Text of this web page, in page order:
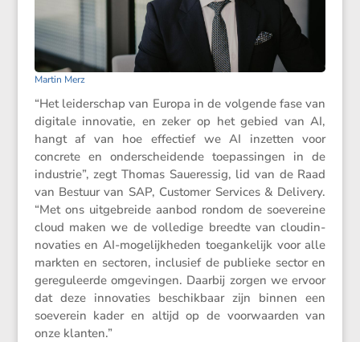
Martin Merz
“Het leider­schap van Europa in de volgende fase van
digitale innovatie, en zeker op het gebied van AI,
hangt af van hoe effec­tief we AI inzetten voor
concrete en onder­schei­dende toepas­singen in de
industrie”, zegt Thomas Saueressig, lid van de Raad
van Bestuur van SAP, Customer Services & Delivery.
“Met ons uitge­breide aanbod rondom de soeve­reine
cloud maken we de volle­dige breedte van cloud­in­
no­va­ties en AI-mogelijk­heden toegan­ke­lijk voor alle
markten en sectoren, inclu­sief de publieke sector en
geregu­leerde omgevingen. Daarbij zorgen we ervoor
dat deze innova­ties beschik­baar zijn binnen een
soeve­rein kader en altijd op de voorwaarden van
onze klanten.”